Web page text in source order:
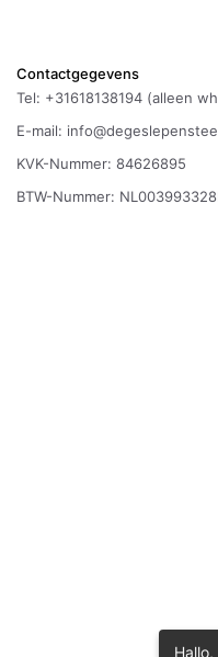
Contactgegevens
Tel: +31618138194 (alleen
E-mail:
KVK-Nummer: 84626895
BTW-Nummer: